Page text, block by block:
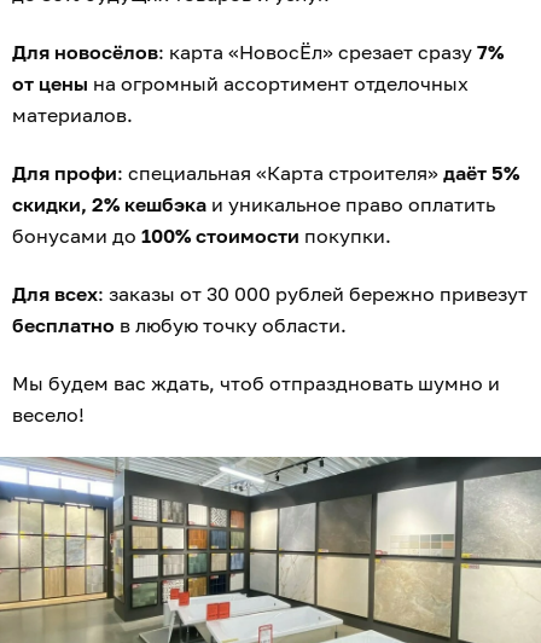
Для новосёлов: карта «НовосЁл» срезает сразу 7%
от цены на огромный ассортимент отделочных
материалов.
Для профи: специальная «Карта строителя» даёт 5%
скидки, 2% кешбэка и уникальное право оплатить
бонусами до 100% стоимости покупки.
Для всех: заказы от 30 000 рублей бережно привезут
бесплатно в любую точку области.
Мы будем вас ждать, чтоб отпраздновать шумно и
весело!